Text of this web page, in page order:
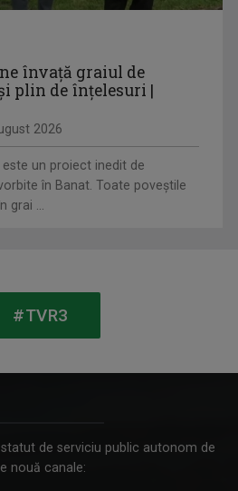
și invitați ...
învață graiul de
plin de înțelesuri |
2026
un proiect inedit de
în Banat. Toate poveștile
grai ...
#TVR3
de serviciu public autonom de
nouă canale: